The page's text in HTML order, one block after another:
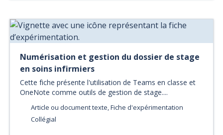
Numérisation et gestion du dossier de stage
en soins infirmiers
Cette fiche présente l'utilisation de Teams en classe et
OneNote comme outils de gestion de stage....
Article ou document texte, Fiche d'expérimentation
Collégial